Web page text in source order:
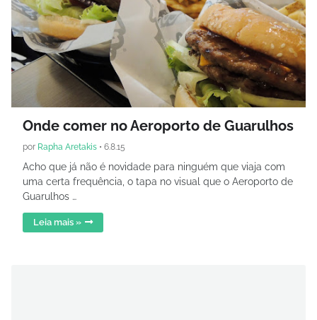
Onde comer no Aeroporto de Guarulhos
por Rapha Aretakis • 6.8.15
Acho que já não é novidade para ninguém que viaja com
uma certa frequência, o tapa no visual que o Aeroporto de
Guarulhos …
Leia mais »